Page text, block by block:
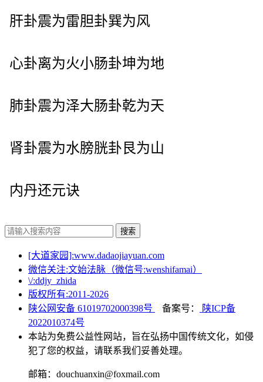
肝卦震为雷胆卦巽为风
心卦离为火小肠卦坤为地
肺卦震为泽大肠卦乾为天
肾卦震为水膀胱卦艮为山
内丹还元诀
搜索
[大道家园]:www.dadaojiayuan.com
微信关注:文始法脉（微信号:wenshifamai）
\/:ddjy_zhida
版权所有:2011-2026
陕公网安备 61019702000398号
备案号：
陕ICP备
2022010374号
本站为免费公益性网站，旨在弘扬中国传统文化，如侵
犯了您的权益，请联系我们妥善处理。
邮箱：douchuanxin@foxmail.com